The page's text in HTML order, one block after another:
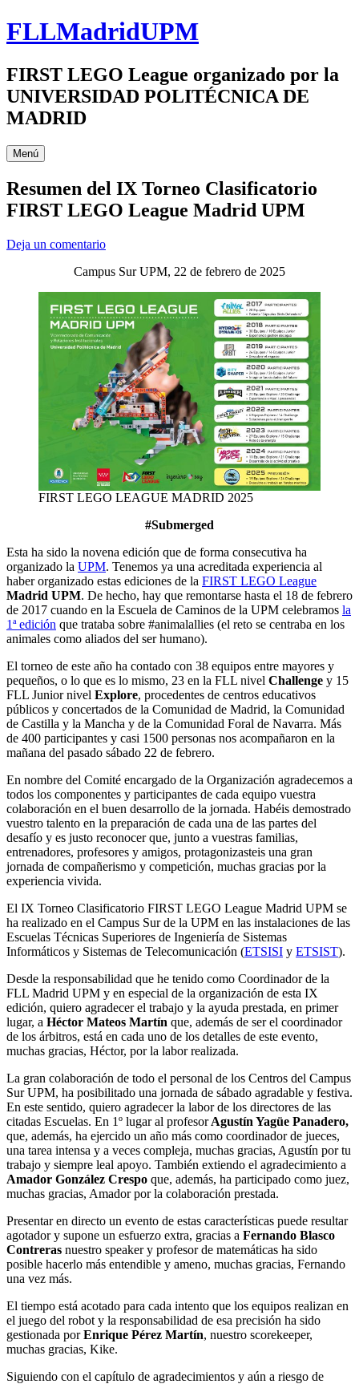
Saltar
al
FLLMadridUPM
FIRST LEGO League organizado por la
UNIVERSIDAD POLITÉCNICA DE
MADRID
Menú
Resumen del IX Torneo Clasificatorio
FIRST LEGO League Madrid UPM
Deja un comentario
Campus Sur UPM, 22 de febrero de 2025
FIRST LEGO LEAGUE MADRID 2025
#Submerged
Esta ha sido la novena edición que de forma consecutiva ha
organizado la UPM. Tenemos ya una acreditada experiencia al
haber organizado estas ediciones de la FIRST LEGO League
Madrid UPM. De hecho, hay que remontarse hasta el 18 de febrero
de 2017 cuando en la Escuela de Caminos de la UPM celebramos la
1ª edición que trataba sobre #animalallies (el reto se centraba en los
animales como aliados del ser humano).
El torneo de este año ha contado con 38 equipos entre mayores y
pequeños, o lo que es lo mismo, 23 en la FLL nivel Challenge y 15
FLL Junior nivel Explore, procedentes de centros educativos
públicos y concertados de la Comunidad de Madrid, la Comunidad
de Castilla y la Mancha y de la Comunidad Foral de Navarra. Más
de 400 participantes y casi 1500 personas nos acompañaron en la
mañana del pasado sábado 22 de febrero.
En nombre del Comité encargado de la Organización agradecemos a
todos los componentes y participantes de cada equipo vuestra
colaboración en el buen desarrollo de la jornada. Habéis demostrado
vuestro talento en la preparación de cada una de las partes del
desafío y es justo reconocer que, junto a vuestras familias,
entrenadores, profesores y amigos, protagonizasteis una gran
jornada de compañerismo y competición, muchas gracias por la
experiencia vivida.
El IX Torneo Clasificatorio FIRST LEGO League Madrid UPM se
ha realizado en el Campus Sur de la UPM en las instalaciones de las
Escuelas Técnicas Superiores de Ingeniería de Sistemas
Informáticos y Sistemas de Telecomunicación (ETSISI y ETSIST).
Desde la responsabilidad que he tenido como Coordinador de la
FLL Madrid UPM y en especial de la organización de esta IX
edición, quiero agradecer el trabajo y la ayuda prestada, en primer
lugar, a Héctor Mateos Martín que, además de ser el coordinador
de los árbitros, está en cada uno de los detalles de este evento,
muchas gracias, Héctor, por la labor realizada.
La gran colaboración de todo el personal de los Centros del Campus
Sur UPM, ha posibilitado una jornada de sábado agradable y festiva.
En este sentido, quiero agradecer la labor de los directores de las
citadas Escuelas. En 1º lugar al profesorAgustín Yagüe Panadero,
que, además, ha ejercido un año más como coordinador de jueces,
una tarea intensa y a veces compleja, muchas gracias, Agustín por tu
trabajo y siempre leal apoyo. También extiendo el agradecimiento a
Amador González Crespo que, además, ha participado como juez,
muchas gracias, Amador por la colaboración prestada.
Presentar en directo un evento de estas características puede resultar
agotador y supone un esfuerzo extra, gracias a Fernando Blasco
Contreras nuestro speaker y profesor de matemáticas ha sido
posible hacerlo más entendible y ameno, muchas gracias, Fernando
una vez más.
El tiempo está acotado para cada intento que los equipos realizan en
el juego del robot y la responsabilidad de esa precisión ha sido
gestionada porEnrique Pérez Martín, nuestro scorekeeper,
muchas gracias, Kike.
Siguiendo con el capítulo de agradecimientos y aún a riesgo de